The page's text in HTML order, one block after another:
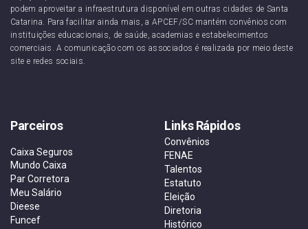
podem aproveitar a infraestrutura disponível em outras cidades de Santa
Catarina. Para facilitar ainda mais, a APCEF/SC mantém convênios com
instituições educacionais, de saúde, academias e estabelecimentos
comerciais. A comunicação com os associados é realizada por meio deste
site e redes sociais.
Parceiros
Caixa Seguros
Mundo Caixa
Par Corretora
Meu Salário
Dieese
Funcef
Links Rápidos
Convênios
FENAE
Talentos
Estatuto
Eleição
Diretoria
Histórico